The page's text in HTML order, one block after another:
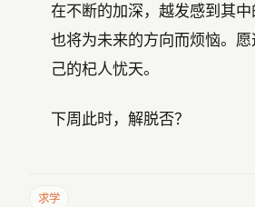
在不断的加深，越发感到其
也将为未来的方向而烦恼。
己的杞人忧天。
下周此时，解脱否？
求学